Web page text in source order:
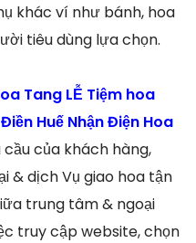
khác ví như bánh, hoa
tiêu dùng lựa chọn.
Tang LỄ Tiệm hoa
Huế Nhận Điện Hoa
của khách hàng,
& dịch Vụ giao hoa tận
trung tâm & ngoại
truy cập website, chọn